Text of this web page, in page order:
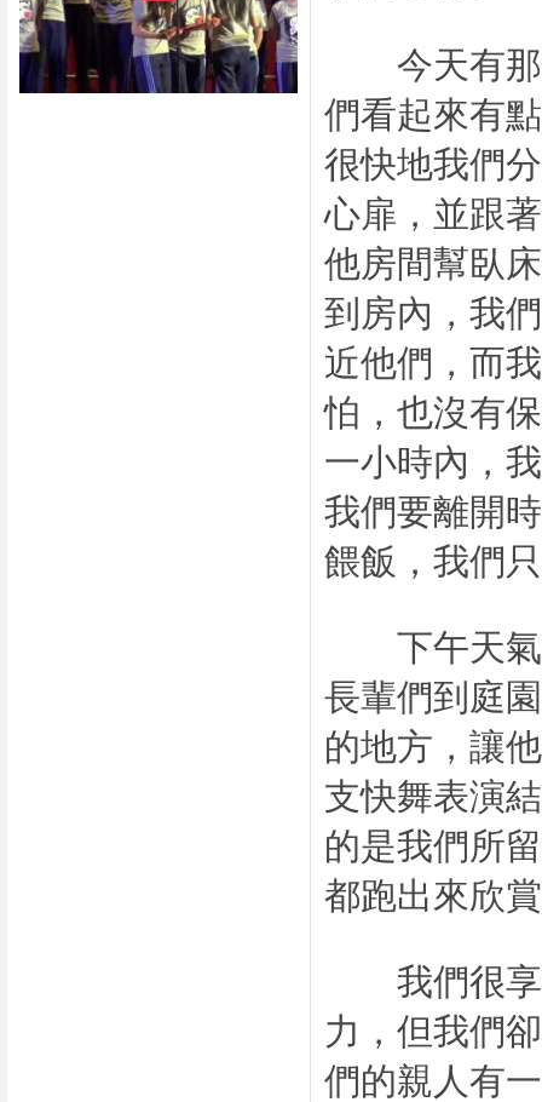
今天有那
們看起來有
很快地我們
心扉，並跟
他房間幫臥
到房內，我
近他們，而
怕，也沒有
一小時內，
我們要離開
餵飯，我們
下午天氣
長輩們到庭
的地方，讓
支快舞表演
的是我們所
都跑出來欣
我們很享
力，但我們
們的親人有